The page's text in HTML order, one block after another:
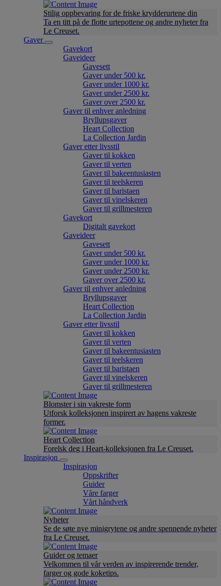
Stilig oppbevaring for de friske krydderurtene din
Ta en titt på de flotte urtepottene og andre nyheter fra
Le Creuset.
Gaver
Gavekort
Gaveideer
Gavesett
Gaver under 500 kr.
Gaver under 1000 kr.
Gaver under 2500 kr.
Gaver over 2500 kr.
Gaver til enhver anledning
Bryllupsgaver
Heart Collection
La Collection Jardin
Gaver etter livsstil
Gaver til kokken
Gaver til verten
Gaver til bakeentusiasten
Gaver til teelskeren
Gaver til baristaen
Gaver til vinelskeren
Gaver til grillmesteren
Gavekort
Digitalt gavekort
Gaveideer
Gavesett
Gaver under 500 kr.
Gaver under 1000 kr.
Gaver under 2500 kr.
Gaver over 2500 kr.
Gaver til enhver anledning
Bryllupsgaver
Heart Collection
La Collection Jardin
Gaver etter livsstil
Gaver til kokken
Gaver til verten
Gaver til bakeentusiasten
Gaver til teelskeren
Gaver til baristaen
Gaver til vinelskeren
Gaver til grillmesteren
Blomster i sin vakreste form
Utforsk kolleksjonen inspirert av hagens vakreste
former.
Heart Collection
Forelsk deg i Heart-kolleksjonen fra Le Creuset.
Inspirasjon
Inspirasjon
Oppskrifter
Guider
Våre farger
Vårt håndverk
Nyheter
Se de søte nye minigrytene og andre spennende nyheter
fra Le Creuset.
Guider og temaer
Velkommen til vår verden av inspirerende trender,
farger og gode koketips.